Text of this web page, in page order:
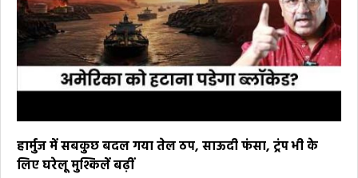
हार्मुज में सबकुछ बदल गया तेल ठप, साऊदी फंसा, ट्रंप भी के
लिए घरेलू मुश्किलें बढ़ीं